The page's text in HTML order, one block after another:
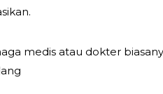
medis atau dokter